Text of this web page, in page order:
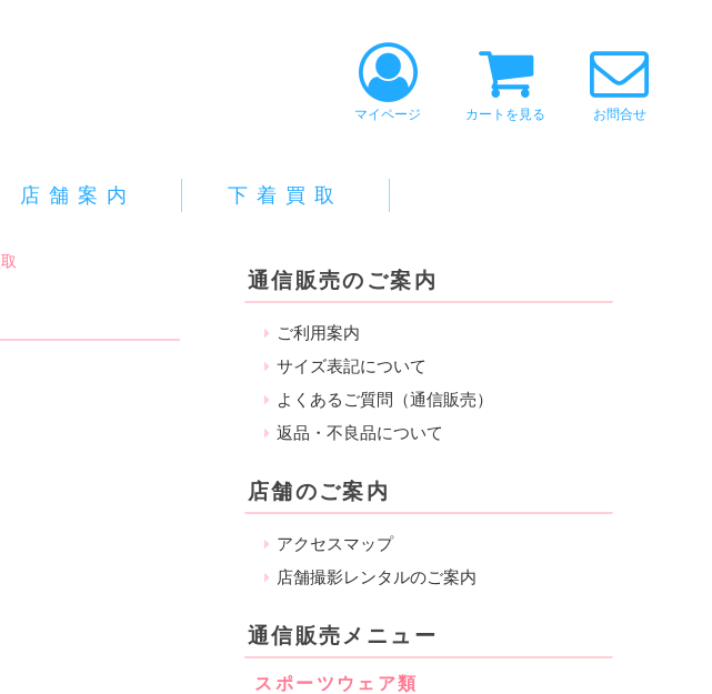
マイページ カートを見る お問合せ
店舗案内 下着買取
通信販売のご案内
ご利用案内
サイズ表記について
よくあるご質問（通信販売）
返品・不良品について
店舗のご案内
アクセスマップ
店舗撮影レンタルのご案内
通信販売メニュー
スポーツウェア類